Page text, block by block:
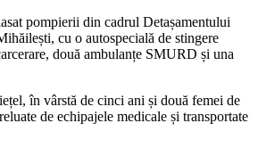
pompierii din cadrul Detașamentului
cu o autospecială de stingere
două ambulanțe SMURD și una
în vârstă de cinci ani și două femei de
de echipajele medicale și transportate